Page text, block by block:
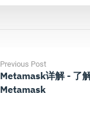
Previous Post
Metamask详解 - 了
Metamask